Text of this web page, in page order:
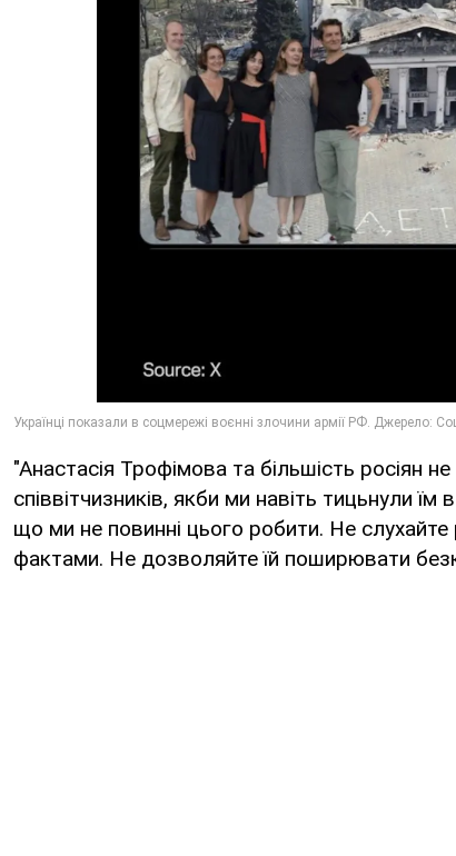
"Анастасія Трофімова та більшість росіян
співвітчизників, якби ми навіть тицьнули
що ми не повинні цього робити. Не слухайте
фактами. Не дозволяйте їй поширювати